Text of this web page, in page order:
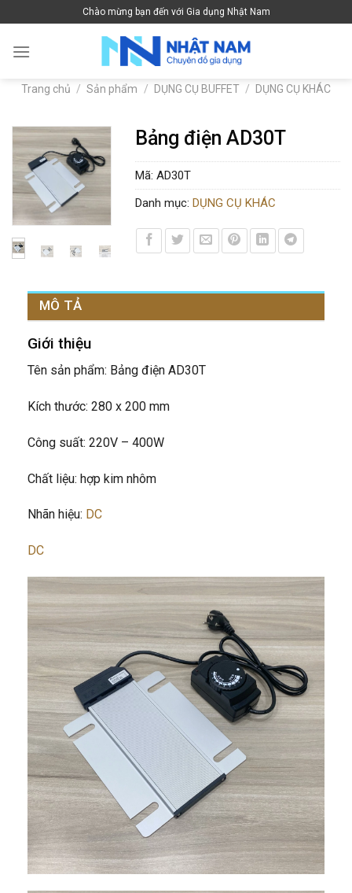
to
content
Chào mừng bạn đến với Gia dụng Nhật Nam
Trang chủ / Sản phẩm / DỤNG CỤ BUFFET / DỤNG CỤ KHÁC
Bảng điện AD30T
Mã: AD30T
Danh mục: DỤNG CỤ KHÁC
MÔ TẢ
Giới thiệu
Tên sản phẩm: Bảng điện AD30T
Kích thước: 280 x 200 mm
Công suất: 220V – 400W
Chất liệu: hợp kim nhôm
Nhãn hiệu: DC
DC